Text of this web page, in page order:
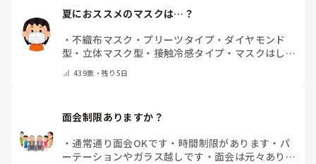
夏におススメのマスクは…？
・不織布マスク ・ プリーツタイプ・ ダイヤモンド
型 ・ 立体マスク型 ・ 接触冷感タイプ ・ マスクはしま
439票・残り5日
面会制限ありますか？
・ 通常通り面会OKです ・ 時間制限があります ・ パ
ーテーションやガラス越しです ・ 面会は元々ありま